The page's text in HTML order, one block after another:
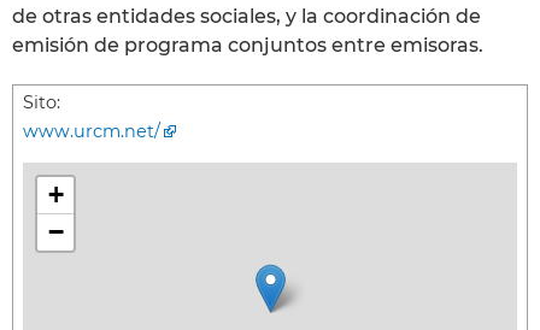
de otras entidades sociales, y la coordinación de
emisión de programa conjuntos entre emisoras.
Sito:
www.urcm.net/
+
−